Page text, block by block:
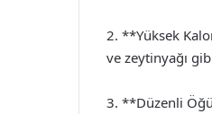
2. **Yüksek
ve zeytinyağı
3. **Düzenli